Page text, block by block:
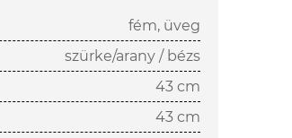
fém, üveg
szürke/arany / bézs
43 cm
43 cm